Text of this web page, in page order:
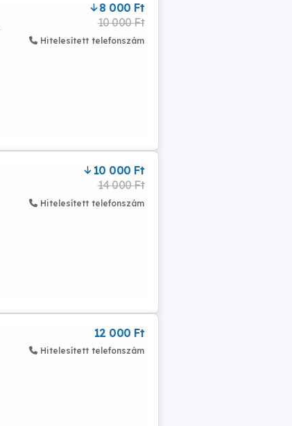
8 000 Ft
10 000 Ft
Hitelesített telefonszám
10 000 Ft
14 000 Ft
Hitelesített telefonszám
12 000 Ft
Hitelesített telefonszám